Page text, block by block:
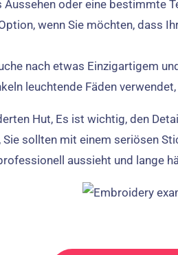
oder eine bestimmte
wenn Sie möchten, dass
nach etwas Einzigartigem
leuchtende Fäden
Hut, Es ist wichtig, den
sollten mit einem seriösen
aussieht und lange